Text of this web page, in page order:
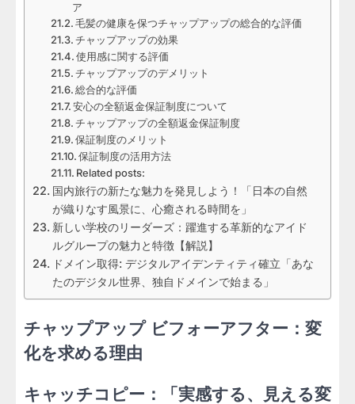
ア
毛髪の健康を保つチャップアップの総合的な評価
チャップアップの効果
使用感に関する評価
チャップアップのデメリット
総合的な評価
安心の全額返金保証制度について
チャップアップの全額返金保証制度
保証制度のメリット
保証制度の活用方法
Related posts:
国内旅行の新たな魅力を発見しよう！「日本の自然
が織りなす風景に、心癒される時間を」
新しい学校のリーダーズ：躍進する革新的なアイド
ルグループの魅力と特徴【解説】
ドメイン取得: デジタルアイデンティティ確立「あな
たのデジタル世界、独自ドメインで始まる」
チャップアップ ビフォーアフター：変
化を求める理由
キャッチコピー：「実感する、見える変